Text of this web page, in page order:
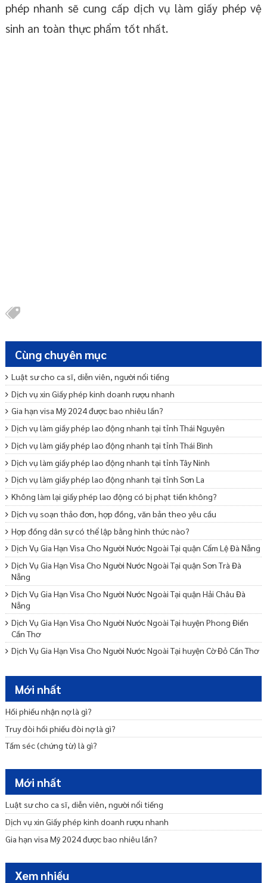
phép nhanh sẽ cung cấp dịch vụ làm giấy phép vệ
sinh an toàn thực phẩm tốt nhất.
Cùng chuyên mục
Luật sư cho ca sĩ, diễn viên, người nổi tiếng
Dịch vụ xin Giấy phép kinh doanh rượu nhanh
Gia hạn visa Mỹ 2024 được bao nhiêu lần?
Dịch vụ làm giấy phép lao động nhanh tại tỉnh Thái Nguyên
Dịch vụ làm giấy phép lao động nhanh tại tỉnh Thái Bình
Dịch vụ làm giấy phép lao động nhanh tại tỉnh Tây Ninh
Dịch vụ làm giấy phép lao động nhanh tại tỉnh Sơn La
Không làm lại giấy phép lao động có bị phạt tiền không?
Dịch vụ soạn thảo đơn, hợp đồng, văn bản theo yêu cầu
Hợp đồng dân sự có thể lập bằng hình thức nào?
Dịch Vụ Gia Hạn Visa Cho Người Nước Ngoài Tại quận Cẩm Lệ Đà Nẵng
Dịch Vụ Gia Hạn Visa Cho Người Nước Ngoài Tại quận Sơn Trà Đà
Nẵng
Dịch Vụ Gia Hạn Visa Cho Người Nước Ngoài Tại quận Hải Châu Đà
Nẵng
Dịch Vụ Gia Hạn Visa Cho Người Nước Ngoài Tại huyện Phong Điền
Cần Thơ
Dịch Vụ Gia Hạn Visa Cho Người Nước Ngoài Tại huyện Cờ Đỏ Cần Thơ
Cần Thơ
Dịch Vụ Gia Hạn Visa Cho Người Nước Ngoài Tại quận Thốt Nốt Cần
Thơ
Phí gia hạn visa mỹ hết bao nhiêu tiền? Mất bao lâu?
Dịch Vụ Gia Hạn Visa Cho Người Nước Ngoài Tại quận Cái Răng Cần
Cách gia hạn visa Mỹ online mới nhất hiện nay?
Mới nhất
Hối phiếu nhận nợ là gì?
Truy đòi hối phiếu đòi nợ là gì?
Tấm séc (chứng từ) là gì?
Mới nhất
Luật sư cho ca sĩ, diễn viên, người nổi tiếng
Dịch vụ xin Giấy phép kinh doanh rượu nhanh
Gia hạn visa Mỹ 2024 được bao nhiêu lần?
Xem nhiều